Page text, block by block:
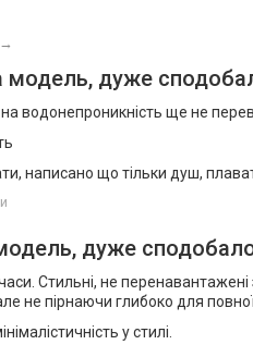
→
модель, дуже
водонепроникність ще не
написано що тільки душ,
дуже
Стильні, не
не пірнаючи глибоко для
у стилі.